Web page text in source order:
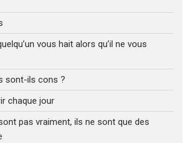
vous hait alors qu’il ne vous
sont-ils cons ?
chaque jour
pas vraiment, ils ne sont que des